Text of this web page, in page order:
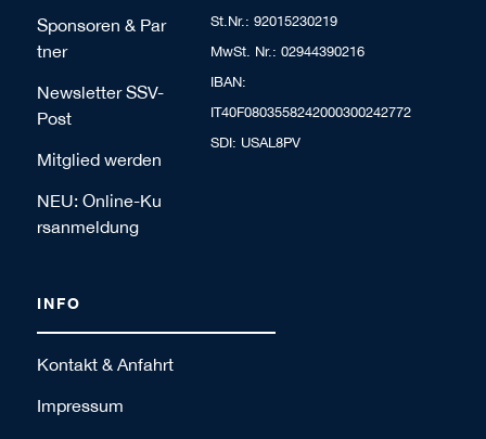
Sponsoren & Par
tner
Newsletter SSV-
Post
Mitglied werden
NEU: Online-Ku
rsanmeldung
St.Nr.: 92015230219
MwSt. Nr.: 02944390216
IBAN:
IT40F0803558242000300242772
SDI: USAL8PV
INFO
Kontakt & Anfahrt
Impressum